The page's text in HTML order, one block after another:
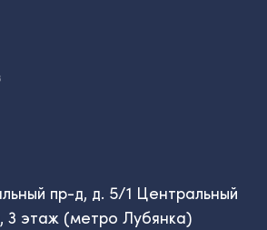
пр-д, д. 5/1 Центральный
3 этаж (метро Лубянка)